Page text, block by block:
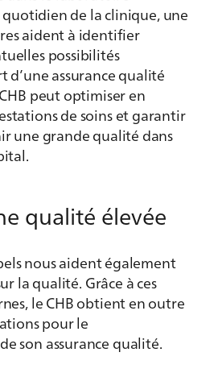
de la clinique, une
aident à identifier
possibilités
d’une assurance qualité
peut optimiser en
de soins et garantir
une grande qualité dans
qualité élevée
nous aident également
la qualité. Grâce à ces
le CHB obtient en outre
pour le
son assurance qualité.